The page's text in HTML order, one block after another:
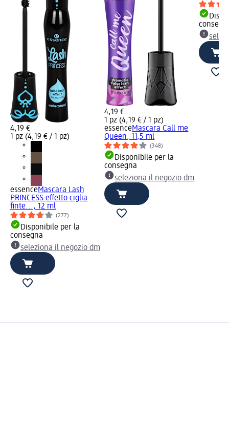
4,19 €
1 pz (4,19 € / 1 pz)
essenceMascara Lash
PRINCESS effetto ciglia
finte..., 12 ml
(277)
Disponibile per la
consegna
seleziona il negozio dm
4,19 €
1 pz (4,19 € / 1 pz)
essenceMascara Call me
Queen, 11,5 ml
(348)
Disponibile per la
consegna
seleziona il negozio dm